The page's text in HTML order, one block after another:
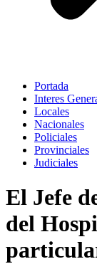
Portada
Interes
Locales
Nacionales
Policiales
Provinciales
Judiciales
El Jefe
del